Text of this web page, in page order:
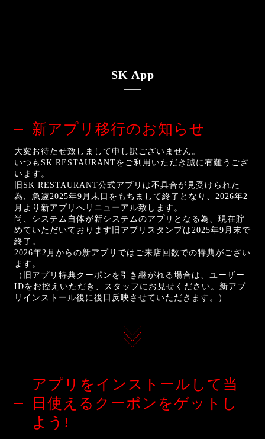
SK App
新アプリ移行のお知らせ
大変お待たせ致しまして申し訳ございません。
いつもSK RESTAURANTをご利用いただき誠に有難うござ
います。
旧SK RESTAURANT公式アプリは不具合が見受けられた
為、急遽2025年9月末日をもちまして終了となり、2026年2
月より新アプリへリニューアル致します。
尚、システム自体が新システムのアプリとなる為、現在貯
めていただいております旧アプリスタンプは2025年9月末で
終了。
2026年2月からの新アプリではご来店回数での特典がござい
ます。
（旧アプリ特典クーポンを引き継がれる場合は、ユーザー
IDをお控えいただき、スタッフにお見せください。新アプ
リインストール後に後日反映させていただきます。）
アプリをインストールして 当
日使えるクーポンをゲットし
よう!